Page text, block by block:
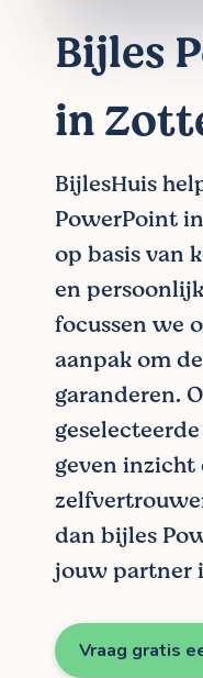
Bijles
in
BijlesHuis
PowerPoint
op basis van
en
focussen we
aanpak om
garanderen.
geven
dan bijles
jouw partner
Vraag gratis